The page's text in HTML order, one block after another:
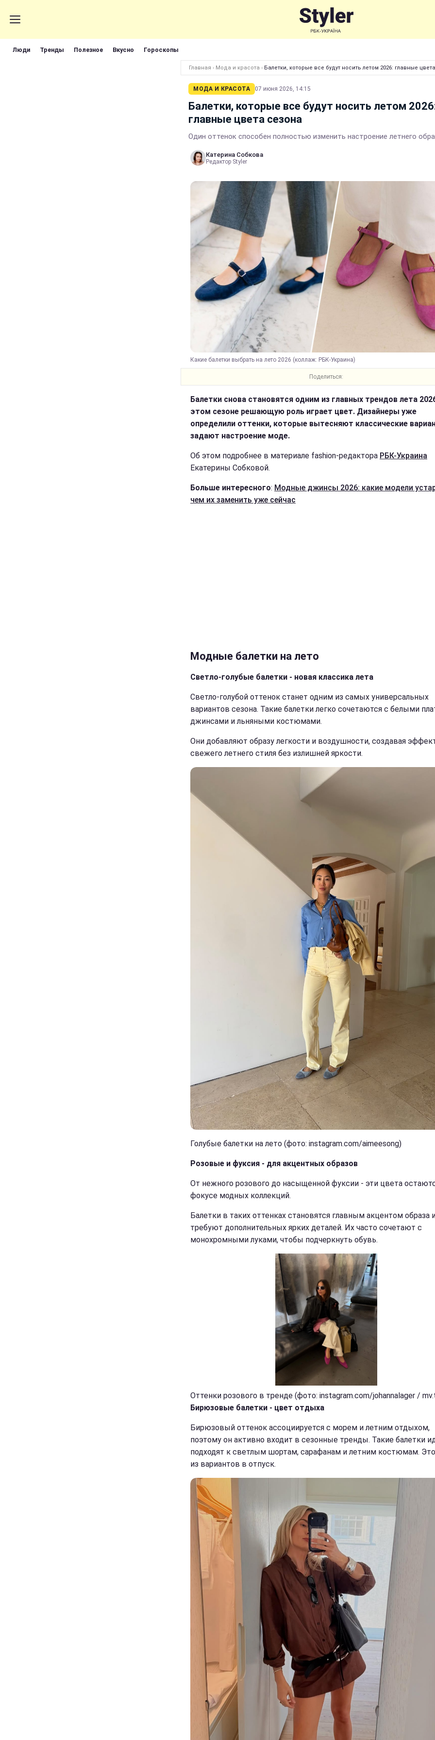
Люди Тренды Полезное Вкусно Гороскопы
Главная › Мода и красота › Балетки, которые все будут носить летом 2026: главные
МОДА И КРАСОТА 07 июня 2026, 14:15
Балетки, которые все будут носить летом
главные цвета сезона
Один оттенок способен полностью изменить настроение летнего
Катерина Собкова
Редактор Styler
Какие балетки выбрать на лето 2026 (коллаж: РБК-Украина)
Поделиться:
Балетки снова становятся одним из главных трендов лета
этом сезоне решающую роль играет цвет. Дизайнеры уже
определили оттенки, которые вытесняют классические
задают настроение моде.
Об этом подробнее в материале fashion-редактора РБК-Украина
Екатерины Собковой.
Больше интересного: Модные джинсы 2026: какие модели
чем их заменить уже сейчас
Модные балетки на лето
Светло-голубые балетки - новая классика лета
Светло-голубой оттенок станет одним из самых универсальных
вариантов сезона. Такие балетки легко сочетаются с белыми
джинсами и льняными костюмами.
Они добавляют образу легкости и воздушности, создавая
свежего летнего стиля без излишней яркости.
Голубые балетки на лето (фото: instagram.com/aimeesong)
Розовые и фуксия - для акцентных образов
От нежного розового до насыщенной фуксии - эти цвета
фокусе модных коллекций.
Балетки в таких оттенках становятся главным акцентом образа
требуют дополнительных ярких деталей. Их часто сочетают с
монохромными луками, чтобы подчеркнуть обувь.
Оттенки розового в тренде (фото: instagram.com/johannalager /
Бирюзовые балетки - цвет отдыха
Бирюзовый оттенок ассоциируется с морем и летним отдыхом,
поэтому он активно входит в сезонные тренды. Такие балетки
подходят к светлым шортам, сарафанам и летним костюмам.
из вариантов в отпуск.